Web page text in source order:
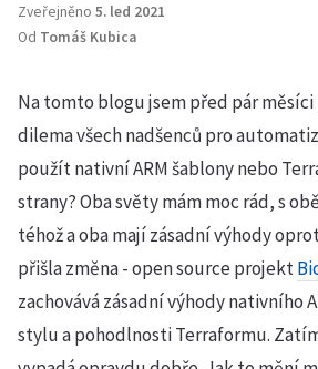
Zveřejněno 5. led 2021
Od Tomáš Kubica
Na tomto blogu jsem před pár
dilema všech nadšenců pro
použít nativní ARM šablony nebo
strany? Oba světy mám moc rád, s
téhož a oba mají zásadní výhody
přišla změna - open source projekt
zachovává zásadní výhody nativního
stylu a pohodlnosti Terraformu.